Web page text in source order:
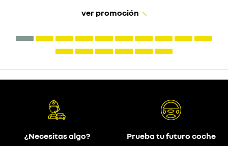
ver promoción
¿Necesitas algo?
Prueba tu futuro coche